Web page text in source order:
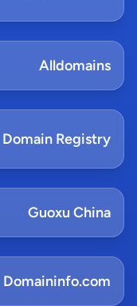
Alldomains
Registry
Guoxu China
Domaininfo.com